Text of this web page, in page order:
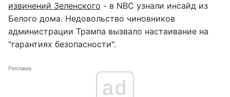
извинений Зеленского - в NBC узнали инсайд из
Белого дома. Недовольство чиновников
администрации Трампа вызвало настаивание на
"гарантиях безопасности".
Реклама
ad